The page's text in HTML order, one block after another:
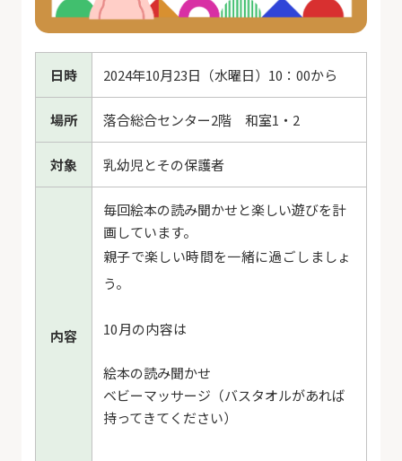
日時 2024年10月23日（水曜日）10：00から
場所 落合総合センター2階 和室1・2
対象 乳幼児とその保護者
内容
毎回絵本の読み聞かせと楽しい遊びを計
画しています。
親子で楽しい時間を一緒に過ごしましょ
う。
10月の内容は
絵本の読み聞かせ
ベビーマッサージ（バスタオルがあれば
持ってきてください）